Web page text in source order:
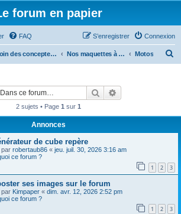
forum en papier
FAQ Connexion
S’enregistrer
Le coin des concepteurs Nos maquettes à télécharger Motos
Rechercher
2 sujets • Page 1 sur 1
Annonces
de cube repère
par robertaub86 « jeu. juil. 30, 2026 3:16 am
ce forum ?
1 2 3
ses images sur le forum
par Kimpaper « dim. avr. 12, 2026 2:52 pm
ce forum ?
1 2 3